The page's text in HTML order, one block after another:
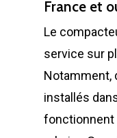
France et
Le
service sur
Notamment,
installés
fonctionnent